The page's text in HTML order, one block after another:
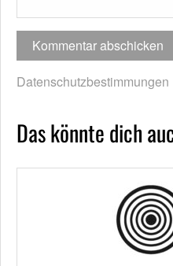
Datenschutzbestimmungen
Das könnte dich